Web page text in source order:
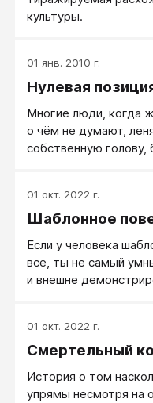
культуры.
01 янв. 2010 г.
Нулевая
Многие люди, когда
о чём не думают,
собственную голову,
01 окт. 2022 г.
Шаблонное
Если у человека
все, ты не самый
и внешне
01 окт. 2022 г.
Смертельный
История о том
упрямы несмотря на